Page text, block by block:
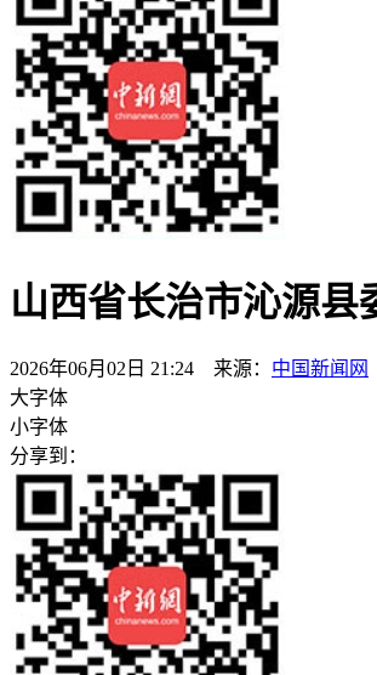
山西省长治市沁源县
2026年06月02日 21:24 来源： 中国新闻网
大字体
小字体
分享到：